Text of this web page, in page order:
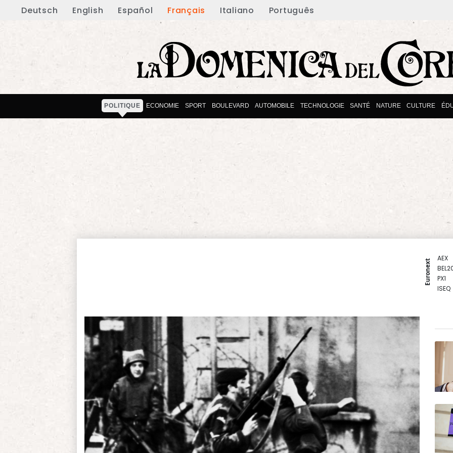
Deutsch English Español Français Italiano Português
POLITIQUE ECONOMIE SPORT BOULEVARD AUTOMOBILE TECHNOLOGIE SANTÉ NATURE CULTURE
Euronext
AEX
PX1
ISEQ